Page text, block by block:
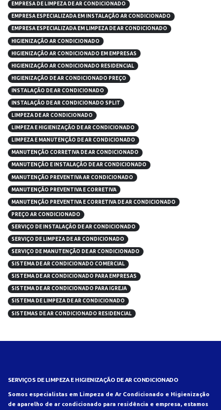
EMPRESA DE LIMPEZA DE AR CONDICIONADO
EMPRESA ESPECIALIZADA EM INSTALAÇÃO AR CONDICIONADO
EMPRESA ESPECIALIZADA EM LIMPEZA DE AR CONDICIONADO
HIGIENIZAÇÃO AR CONDICIONADO
HIGIENIZAÇÃO AR CONDICIONADO EM EMPRESAS
HIGIENIZAÇÃO AR CONDICIONADO RESIDENCIAL
HIGIENIZAÇÃO DE AR CONDICIONADO PREÇO
INSTALAÇÃO DE AR CONDICIONADO
INSTALAÇÃO DE AR CONDICIONADO SPLIT
LIMPEZA DE AR CONDICIONADO
LIMPEZA E HIGIENIZAÇÃO DE AR CONDICIONADO
LIMPEZA E MANUTENÇÃO DE AR CONDICIONADO
MANUTENÇÃO CORRETIVA DE AR CONDICIONADO
MANUTENÇÃO E INSTALAÇÃO DE AR CONDICIONADO
MANUTENÇÃO PREVENTIVA AR CONDICIONADO
MANUTENÇÃO PREVENTIVA E CORRETIVA
MANUTENÇÃO PREVENTIVA E CORRETIVA DE AR CONDICIONADO
PREÇO AR CONDICIONADO
SERVIÇO DE INSTALAÇÃO DE AR CONDICIONADO
SERVIÇO DE LIMPEZA DE AR CONDICIONADO
SERVIÇO DE MANUTENÇÃO DE AR CONDICIONADO
SISTEMA DE AR CONDICIONADO COMERCIAL
SISTEMA DE AR CONDICIONADO PARA EMPRESAS
SISTEMA DE AR CONDICIONADO PARA IGREJA
SISTEMA DE LIMPEZA DE AR CONDICIONADO
SISTEMAS DE AR CONDICIONADO RESIDENCIAL
SERVIÇOS DE LIMPEZA E HIGIENIZAÇÃO DE AR CONDICIONADO
Somos especialistas em Limpeza de Ar Condicionado e Higienização
de aparelho de ar condicionado para residência e empresa, estamos